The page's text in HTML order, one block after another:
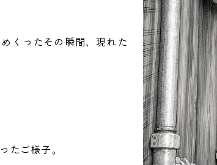
くったその瞬間、現れた
たご様子。